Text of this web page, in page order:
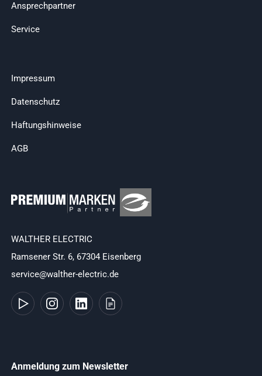
Ansprechpartner
Service
Impressum
Datenschutz
Haftungshinweise
AGB
WALTHER ELECTRIC
Ramsener Str. 6, 67304 Eisenberg
service@walther-electric.de
Anmeldung zum Newsletter